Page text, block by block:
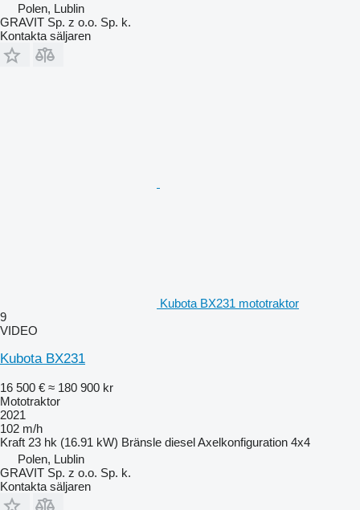
Polen, Lublin
GRAVIT Sp. z o.o. Sp. k.
Kontakta säljaren
Kubota BX231 mototraktor
9
VIDEO
Kubota BX231
16 500 € ≈ 180 900 kr
Mototraktor
2021
102 m/h
Kraft 23 hk (16.91 kW) Bränsle dieselAxelkonfiguration 4x4
Polen, Lublin
GRAVIT Sp. z o.o. Sp. k.
Kontakta säljaren